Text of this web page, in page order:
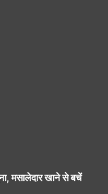
मसालेदार खाने से बचें